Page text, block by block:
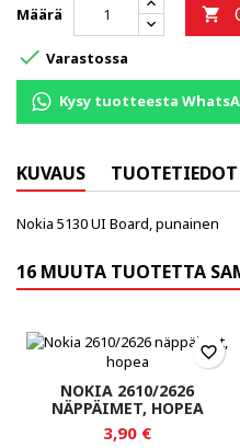
Määrä 
 Varastossa
Kysy tuotteesta
KUVAUS TUOTETIEDOT
Nokia 5130 UI Board, punainen
16 MUUTA TUOTETTA
NOKIA 2610/2626
NÄPPÄIMET, HOPEA
3,90 €
favorite_border